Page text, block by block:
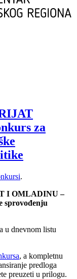
za
.
I OMLADINU –
sprovođenju
u dnevnom listu
, a kompletnu
predloga
preuzeti u prilogu.